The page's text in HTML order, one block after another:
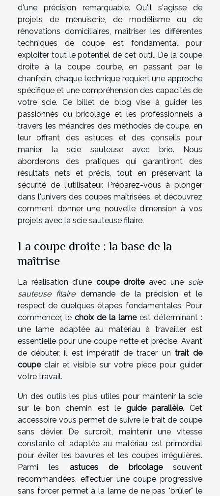
d'une précision remarquable. Qu'il s'agisse de
projets de menuiserie, de modélisme ou de
rénovations domiciliaires, maîtriser les différentes
techniques de coupe est fondamental pour
exploiter tout le potentiel de cet outil. De la coupe
droite à la coupe courbe, en passant par le
chanfrein, chaque technique requiert une approche
spécifique et une compréhension des capacités de
votre scie. Ce billet de blog vise à guider les
passionnés du bricolage et les professionnels à
travers les méandres des méthodes de coupe, en
leur offrant des astuces et des conseils pour
manier la scie sauteuse avec brio. Nous
aborderons des pratiques qui garantiront des
résultats nets et précis, tout en préservant la
sécurité de l'utilisateur. Préparez-vous à plonger
dans l'univers des coupes maîtrisées, et découvrez
comment donner une nouvelle dimension à vos
projets avec la scie sauteuse filaire.
La coupe droite : la base de la
maîtrise
La réalisation d'une coupe droiteavec une scie
sauteuse filairedemande de la précision et le
respect de quelques étapes fondamentales. Pour
commencer, le choix de la lameest déterminant :
une lame adaptée au matériau à travailler est
essentielle pour une coupe nette et précise. Avant
de débuter, il est impératif de tracer un trait de
coupeclair et visible sur votre pièce pour guider
votre travail.
Un des outils les plus utiles pour maintenir la scie
sur le bon chemin est le guide parallèle. Cet
accessoire vous permet de suivre le trait de coupe
sans dévier. De surcroît, maintenir une vitesse
constante et adaptée au matériau est primordial
pour éviter les bavures et les coupes irrégulières.
Parmi les astuces de bricolagesouvent
recommandées, effectuer une coupe progressive
sans forcer permet à la lame de ne pas "brûler" le